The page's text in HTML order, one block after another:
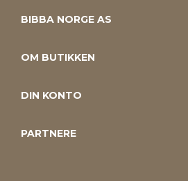
BIBBA NORGE AS
OM BUTIKKEN
DIN KONTO
PARTNERE